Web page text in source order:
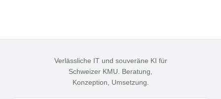
Verlässliche IT und souveräne KI für
Schweizer KMU. Beratung,
Konzeption, Umsetzung.